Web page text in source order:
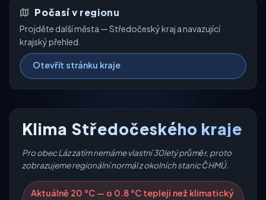
Počasí v regionu
Projděte další města — Středočeský kraj a navazující
krajský přehled.
Otevřít stránku kraje
Klima Středočeského kraje
Pro obec Láz zatím nemáme vlastní 30letý průměr, proto
zobrazujeme regionální normál z okolních stanic ČHMÚ.
Aktuálně 20 °C — o 0.8 °C tepleji než klimatický